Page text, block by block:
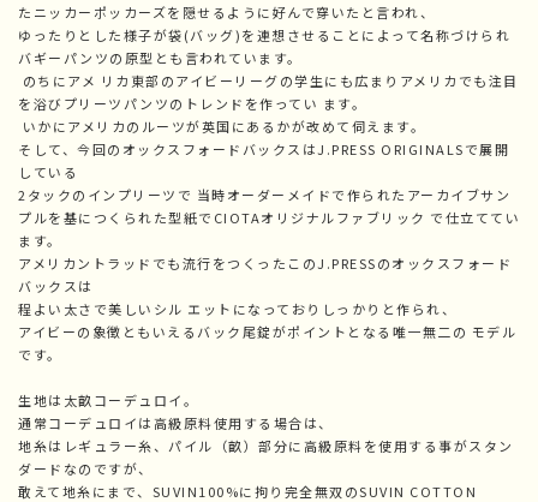
たニッカーポッカーズを隠せるように好んで穿いたと言われ、
ゆったりとした様子が袋(バッグ)を連想させることによって名称づけられ
バギーパンツの原型とも言われています。
のちにアメ リカ東部のアイビーリーグの学生にも広まりアメリカでも注目
を浴びプリーツパンツのトレンドを作ってい ます。
いかにアメリカのルーツが英国にあるかが改めて伺えます。
そして、今回のオックスフォードバックスはJ.PRESS ORIGINALSで展開
している
2タックのインプリーツで 当時オーダーメイドで作られたアーカイブサン
プルを基につくられた型紙でCIOTAオリジナルファブリック で仕立ててい
ます。
アメリカントラッドでも流行をつくったこのJ.PRESSのオックスフォード
バックスは
程よい太さで美しいシル エットになっておりしっかりと作られ、
アイビーの象徴ともいえるバック尾錠がポイントとなる唯一無二の モデル
です。
生地は太畝コーデュロイ。
通常コーデュロイは高級原料使用する場合は、
地糸はレギュラー糸、パイル（畝）部分に高級原料を使用する事がスタン
ダードなのですが、
敢えて地糸にまで、SUVIN100%に拘り完全無双のSUVIN COTTON